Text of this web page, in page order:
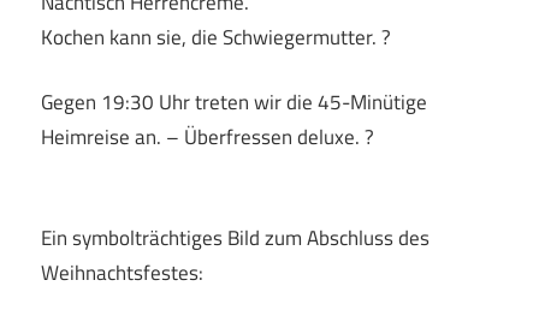
Kochen kann sie, die Schwiegermutter. ?
Gegen 19:30 Uhr treten wir die 45-Minütige
Heimreise an. – Überfressen deluxe. ?
Ein symbolträchtiges Bild zum Abschluss des
Weihnachtsfestes: